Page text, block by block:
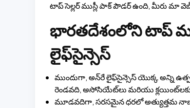
టాప్ సెల్లర్ ముస్లీ పాక్ పౌడర్ ఉంది, మీరు మా
భారతదేశంలోని టాప్
లైఫ్‌సైన్సెస్
ముందుగా, అన్‌రే లైఫ్‌సైన్సెస్ యొక్క అన్ని
రెండవది, అసోసియేట్‌లు మరియు
మూడవదిగా, సరసమైన ధరలో అత్యుత్తమ